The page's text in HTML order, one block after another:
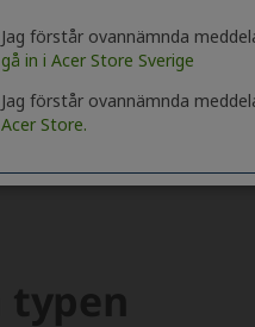
Jag förstår ovannämnda
gå in i Acer Store Sverige
Jag förstår ovannämnda
Acer Store.